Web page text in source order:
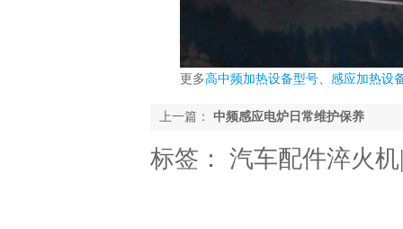
更多高中频加热设备型号、 感应加热设
上一篇： 中频感应电炉日常维护保养
标签： 汽车配件淬火